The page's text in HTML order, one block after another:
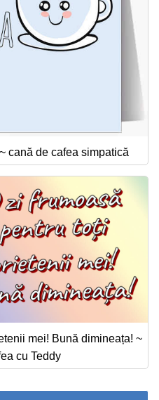
cană de cafea simpatică
mei! Bună dimineața! ~
cu Teddy